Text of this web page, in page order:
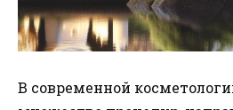
В современной